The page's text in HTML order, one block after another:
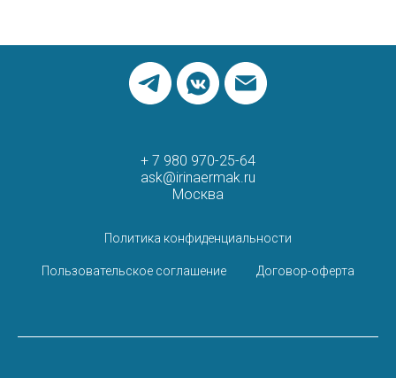
+ 7 980 970-25-64
ask@irinaermak.ru
Москва
Политика конфиденциальности
Пользовательское соглашение Договор-оферта